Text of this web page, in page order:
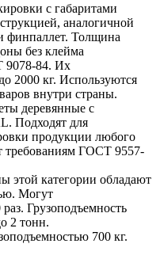
с габаритами
аналогичной
финпаллет. Толщина
без клейма
9078-84. Их
2000 кг. Используются
внутри страны.
деревянные с
Подходят для
продукции любого
требованиям ГОСТ 9557-
категории обладают
Могут
Грузоподъемность
2 тонн.
700 кг.